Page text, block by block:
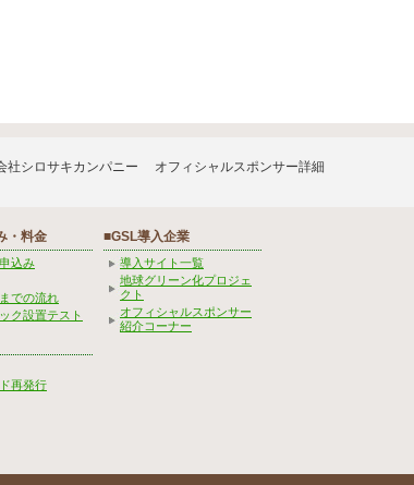
社シロサキカンパニー オフィシャルスポンサー詳細
・料金
込み
での流れ
ク設置テスト
再発行
■GSL導入企業
導入サイト一覧
地球グリーン化プロジェ
クト
オフィシャルスポンサー
紹介コーナー